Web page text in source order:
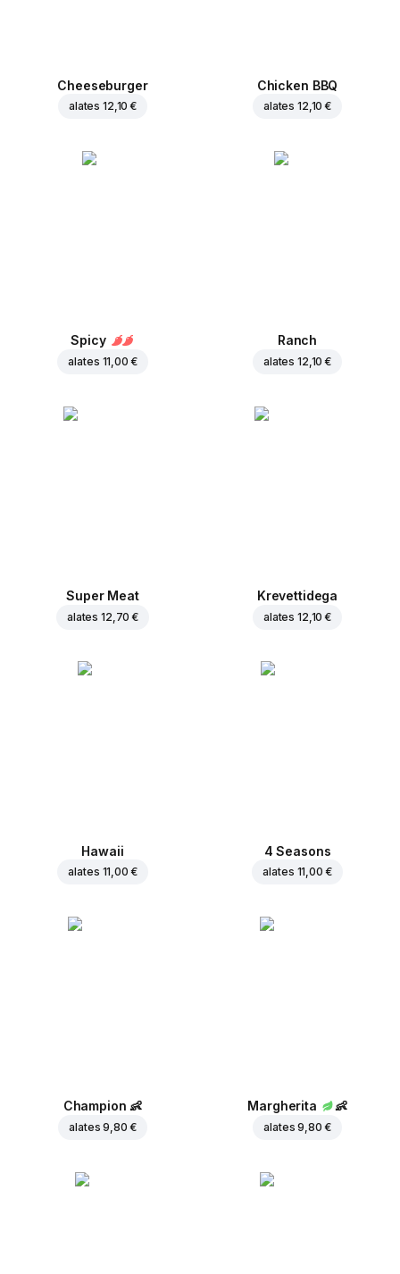
Cheeseburger
alates 12,10 €
Chicken BBQ
alates 12,10 €
Spicy
alates 11,00 €
Ranch
alates 12,10 €
Super Meat
alates 12,70 €
Krevettidega
alates 12,10 €
Hawaii
alates 11,00 €
4 Seasons
alates 11,00 €
Champion 👶
alates9,80 €
Margherita 👶
alates9,80 €